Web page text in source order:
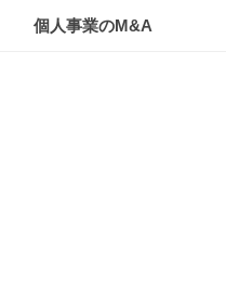
個人事業のM&A